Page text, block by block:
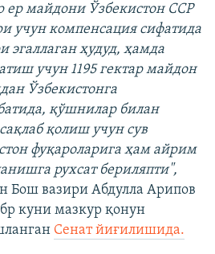
ер майдони Ўзбекистон ССР
учун компенсация сифатида
эгаллаган ҳудуд, ҳамда
учун 1195 гектар майдон
Ўзбекистонга
қўшнилар билан
қолиш учун сув
фуқароларига ҳам айрим
рухсат бериляпти",
Бош вазири Абдулла Арипов
куни мазкур қонун
Сенат йиғилишида.